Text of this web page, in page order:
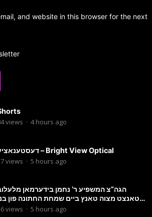
and website in this browser for the next
views · 4 hours ago
דעסטענאציע – Bright View Optical
views · 5 hours ago
הגה”צ המשפיע ר’ נחמן בידערמאן
טאנצט מצוה טאנץ ביים שמחת החתונה פון
views · 5 hours ago